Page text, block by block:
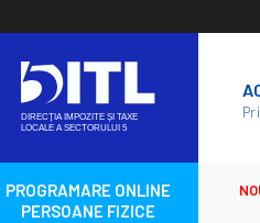
content
PROGRAMARE ONLINE
PERSOANE FIZICE